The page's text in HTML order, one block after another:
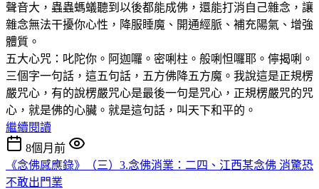
聲音大，蟲蟲螞蟻聽到以後都能成佛，還能打消自己雜念，讓
雜念無法干擾你心性，降服睡魔、開通經脈、補充陽氣、增強
體質。
五大心咒：叱陀你。阿迦囉。密唎柱。般唎怛囉耶。儜揭唎。
三個字一句話，這五句話，五方佛降五方魔。我說這是正規楞
嚴咒心，有的說楞嚴咒心是最後一句是咒心，正規楞嚴咒的咒
心，就是佛的心臟。就是這句話，叫天下和平的。
繼續閱讀
8個月前
《念佛感應錄》（三）3.念佛消業：二四、江西某念佛 消驚恐
不敢出門業